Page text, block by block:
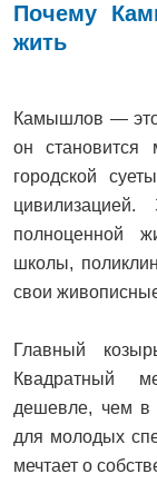
Почему
жить
Камышлов — это
он становится
городской
полноценной
школы,
свои
Главный
Квадратный
дешевле, чем в
для молодых
мечтает о